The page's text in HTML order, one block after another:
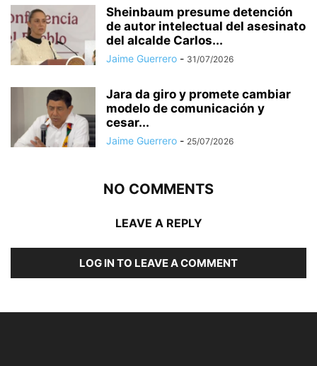
Sheinbaum presume detención
de autor intelectual del asesinato
del alcalde Carlos...
Jaime Guerrero - 31/07/2026
Jara da giro y promete cambiar
modelo de comunicación y
cesar...
Jaime Guerrero - 25/07/2026
NO COMMENTS
LEAVE A REPLY
LOG IN TO LEAVE A COMMENT